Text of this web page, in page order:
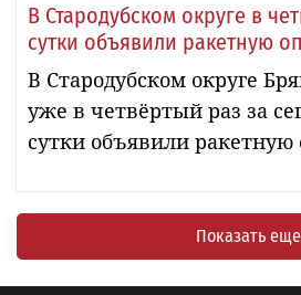
В Стародубском округе в
сутки объявили ракетную
В Стародубском округе
уже в четвёртый раз за
сутки объявили ракетную
Показать еще